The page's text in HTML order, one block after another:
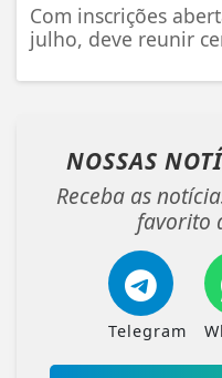
Com inscrições
julho, deve reunir
NOSSAS
Receba as
favorito
Telegram